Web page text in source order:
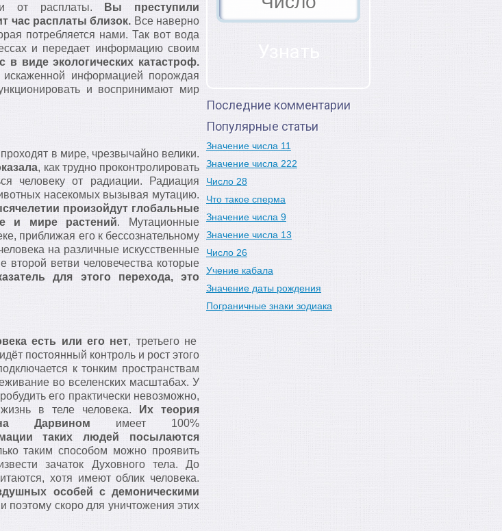
от расплаты.
Вы преступили
час расплаты близок. Все наверно
потребляется нами. Так вот вода
и передает информацию своим
виде экологических катастроф.
информацией порождая
и воспринимают мир
в мире, чрезвычайно велики.
, как трудно проконтролировать
человеку от радиации. Радиация
насекомых вызывая мутацию.
произойдут глобальные
и мире растений. Мутационные
приближая его к бессознательному
на различные искусственные
второй ветви человечества которые
для этого перехода, это
есть или его нет, третьего не
постоянный контроль и рост этого
к тонким пространствам
во вселенских масштабах. У
его практически невозможно,
в теле человека.
Их теория
Дарвином имеет 100%
таких людей посылаются
таким способом можно проявить
зачаток Духовного тела. До
хотя имеют облик человека.
особей с демоническими
скоро для уничтожения этих
Последние комментарии
Популярные статьи
Значение числа 11
Значение числа 222
Число 28
Что такое сперма
Значение числа 9
Значение числа 13
Число 26
Учение кабала
Значение даты рождения
Пограничные знаки зодиака